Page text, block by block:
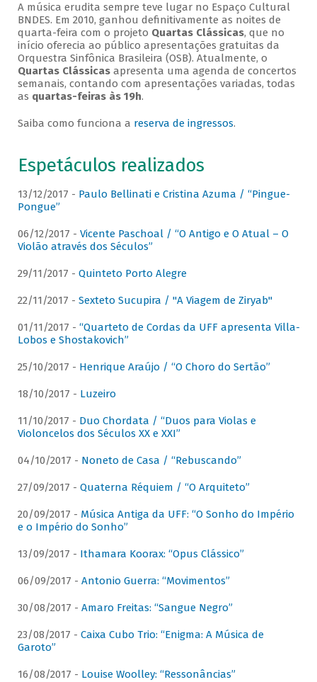
A música erudita sempre teve lugar no Espaço Cultural
BNDES. Em 2010, ganhou definitivamente as noites de
quarta-feira com o projeto Quartas Clássicas, que no
início oferecia ao público apresentações gratuitas da
Orquestra Sinfônica Brasileira (OSB). Atualmente, o
Quartas Clássicasapresenta uma agenda de concertos
semanais, contando com apresentações variadas, todas
as quartas-feiras às 19h.
Saiba como funciona a reserva de ingressos.
Espetáculos realizados
13/12/2017 - Paulo Bellinati e Cristina Azuma / “Pingue-
Pongue”
06/12/2017 - Vicente Paschoal / “O Antigo e O Atual – O
Violão através dos Séculos”
29/11/2017 - Quinteto Porto Alegre
22/11/2017 - Sexteto Sucupira / "A Viagem de Ziryab"
01/11/2017 - “Quarteto de Cordas da UFF apresenta Villa-
Lobos e Shostakovich”
25/10/2017 - Henrique Araújo / “O Choro do Sertão”
18/10/2017 - Luzeiro
11/10/2017 - Duo Chordata / “Duos para Violas e
Violoncelos dos Séculos XX e XXI”
04/10/2017 - Noneto de Casa / “Rebuscando”
27/09/2017 - Quaterna Réquiem / “O Arquiteto”
20/09/2017 - Música Antiga da UFF: “O Sonho do Império
e o Império do Sonho”
13/09/2017 - Ithamara Koorax: “Opus Clássico”
06/09/2017 - Antonio Guerra: “Movimentos”
30/08/2017 - Amaro Freitas: “Sangue Negro”
23/08/2017 - Caixa Cubo Trio: “Enigma: A Música de
Garoto”
16/08/2017 - Louise Woolley: “Ressonâncias”